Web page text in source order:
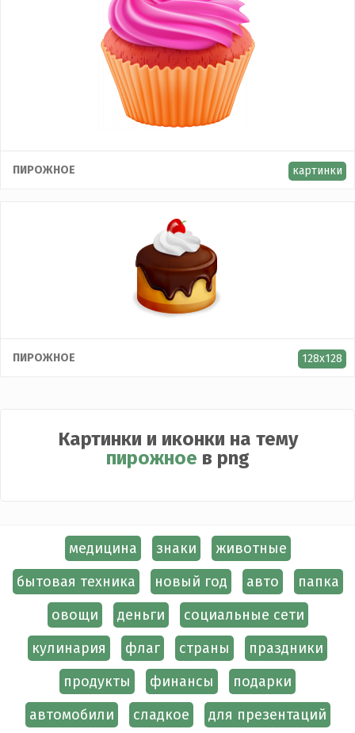
ПИРОЖНОЕ картинки
ПИРОЖНОЕ 128x128
Картинки и иконки на тему
пирожное в png
медицина знаки
животные
бытовая техника
новый год авто
папка
овощи
деньги
социальные сети
кулинария
флаг страны
праздники
продукты
финансы
подарки
автомобили
сладкое для презентаций